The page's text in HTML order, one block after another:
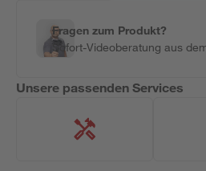
Fragen zum Produkt?
Sofort-Videoberatung aus
Unsere passenden Services